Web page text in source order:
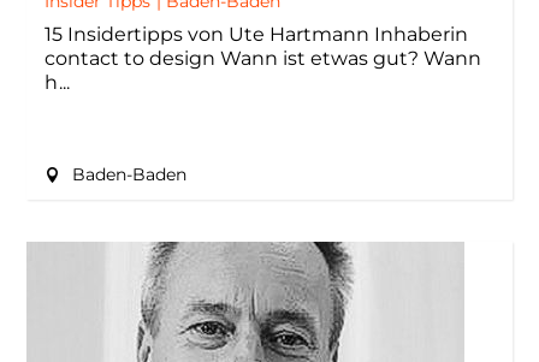
15 Insidertipps von Ute Hartmann Inhaberin
contact to design Wann ist etwas gut? Wann
h
Baden-Baden